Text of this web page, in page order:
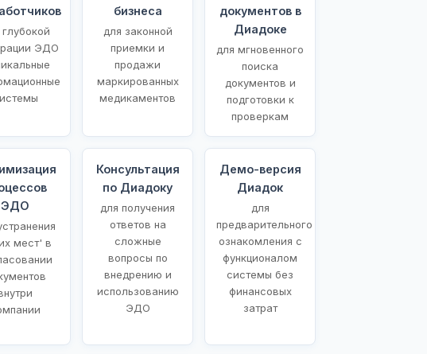
глубокой
ЭДО
бизнеса
для законной
приемки и
продажи
маркированных
медикаментов
документов в
Диадоке
для мгновенного
поиска
документов и
подготовки к
проверкам
ЭДО
мест' в
Консультация
по Диадоку
для получения
ответов на
сложные
вопросы по
внедрению и
использованию
ЭДО
Демо-версия
Диадок
для
предварительного
ознакомления с
функционалом
системы без
финансовых
затрат